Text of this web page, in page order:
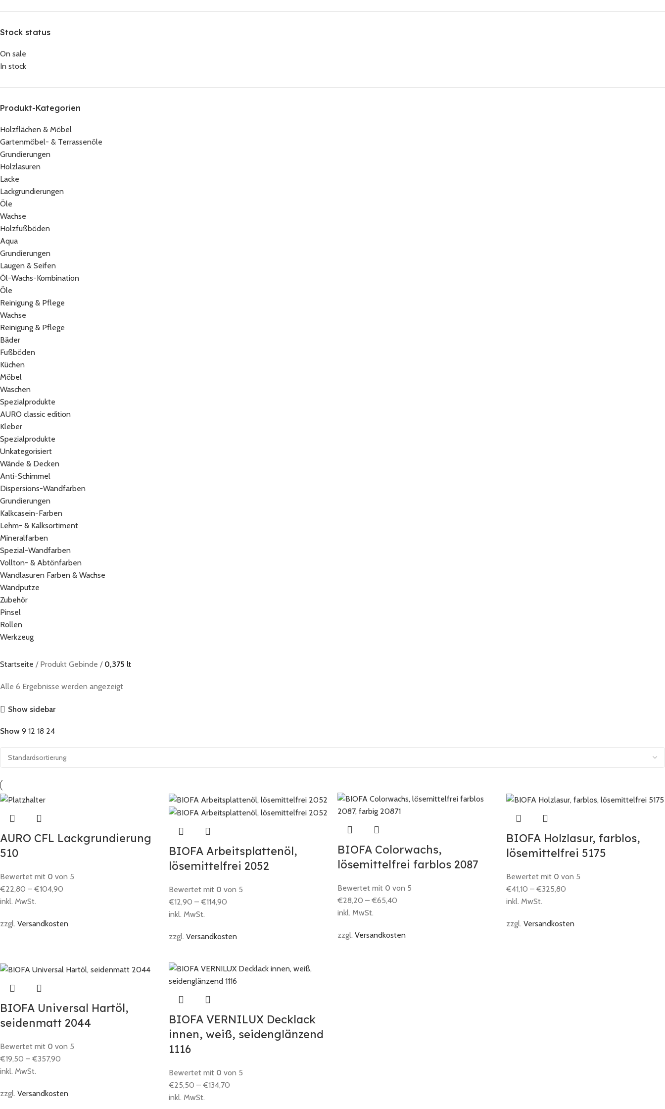
Stock status
On sale
In stock
Produkt-Kategorien
Holzflächen & Möbel
Gartenmöbel- & Terrassenöle
Grundierungen
Holzlasuren
Lacke
Lackgrundierungen
Öle
Wachse
Holzfußböden
Aqua
Grundierungen
Laugen & Seifen
Öl-Wachs-Kombination
Öle
Reinigung & Pflege
Wachse
Reinigung & Pflege
Bäder
Fußböden
Küchen
Möbel
Waschen
Spezialprodukte
AURO classic edition
Kleber
Spezialprodukte
Unkategorisiert
Wände & Decken
Anti-Schimmel
Dispersions-Wandfarben
Grundierungen
Kalkcasein-Farben
Lehm- & Kalksortiment
Mineralfarben
Spezial-Wandfarben
Vollton- & Abtönfarben
Wandlasuren Farben & Wachse
Wandputze
Zubehör
Pinsel
Rollen
Werkzeug
Startseite Produkt Gebinde 0,375 lt
Alle 6 Ergebnisse werden angezeigt
Show sidebar
Show 9 12 18 24
AURO CFL Lackgrundierung
510
Bewertet mit 0 von 5
€22,80 – €104,90
inkl. MwSt.
zzgl. Versandkosten
BIOFA Arbeitsplattenöl,
lösemittelfrei 2052
Bewertet mit 0 von 5
€12,90 – €114,90
inkl. MwSt.
zzgl. Versandkosten
BIOFA Colorwachs,
lösemittelfrei farblos 2087
Bewertet mit 0 von 5
€28,20 – €65,40
inkl. MwSt.
zzgl. Versandkosten
BIOFA Holzlasur, farblos,
lösemittelfrei 5175
Bewertet mit 0 von 5
€41,10 – €325,80
inkl. MwSt.
zzgl. Versandkosten
BIOFA Universal Hartöl,
seidenmatt 2044
Bewertet mit 0 von 5
€19,50 – €357,90
inkl. MwSt.
zzgl. Versandkosten
BIOFA VERNILUX Decklack
innen, weiß, seidenglänzend
1116
Bewertet mit 0 von 5
€25,50 – €134,70
inkl. MwSt.